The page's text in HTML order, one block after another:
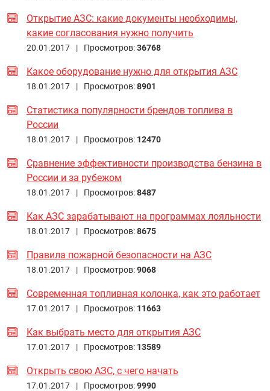
Открытие АЗС: какие документы необходимы,
какие согласования нужно получить
20.01.2017 | Просмотров:36768
Какое оборудование нужно для открытия АЗС
18.01.2017 | Просмотров:8901
Статистика популярности брендов топлива в
России
18.01.2017 | Просмотров: 12470
Сравнение эффективности производства бензина в
России и за рубежом
18.01.2017 | Просмотров:8487
Как АЗС зарабатывают на программах лояльности
18.01.2017 | Просмотров:8675
Правила пожарной безопасности на АЗС
18.01.2017 | Просмотров:9068
Современная топливная колонка, как это работает
17.01.2017 | Просмотров: 11663
Как выбрать место для открытия АЗС
17.01.2017 | Просмотров: 13589
Открыть свою АЗС, с чего начать
17.01.2017 | Просмотров:9990